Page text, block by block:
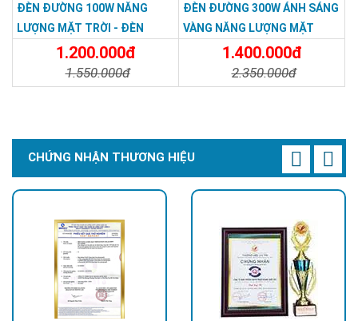
Đèn năng lượng mặt trời 150W có cấu tạo ra
ĐÈN ĐƯỜNG 100W NĂNG
LƯỢNG MẶT TRỜI - ĐÈN
ĐƯỜNG NĂNG LƯỢNG MẶT
TRỜI 100W GIÁ RẺ - Solar
Light 100W
1.200.000đ
1.550.000đ
ĐÈN ĐƯỜNG 300W ÁNH SÁNG
VÀNG NĂNG LƯỢNG MẶT
TRỜI - Solar Light 300W
1.400.000đ
2.350.000đ
CHỨNG NHẬN THƯƠNG HIỆU